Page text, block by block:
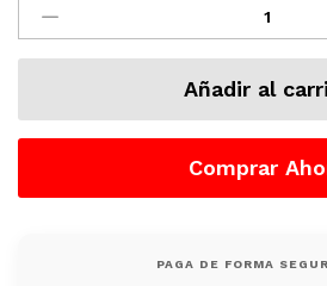
Articulada
Genie,
Lb,
Usada
Añadir al
Comprar
PAGA DE FORMA